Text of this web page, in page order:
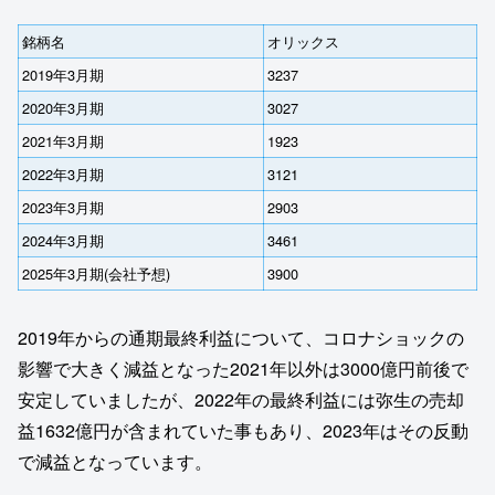
銘柄名
オリックス
2019年3月期
3237
2020年3月期
3027
2021年3月期
1923
2022年3月期
3121
2023年3月期
2903
2024年3月期
3461
2025年3月期(会社予想)
3900
2019年からの通期最終利益について、コロナショックの
影響で大きく減益となった2021年以外は3000億円前後で
安定していましたが、2022年の最終利益には弥生の売却
益1632億円が含まれていた事もあり、2023年はその反動
で減益となっています。